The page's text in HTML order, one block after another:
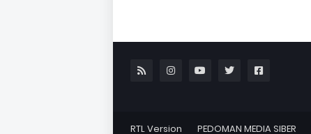
PEDOMAN MEDIA SIBER
RTL Version